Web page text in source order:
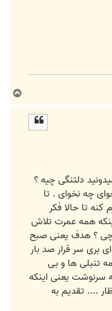
ا
دلتنگی چیه ؟
چه نخوای . تا
تا حالا فکر
همه عمرت تلاش
چی ؟ هدف یعنی صبح
بری سر قرار صد بار
تنبلی ها و بی
سرنوشت یعنی اینکه
.... تقدیم به